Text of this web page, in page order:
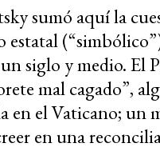
sumó aquí la
siglo y medio. El
mal cagado”,
en el Vaticano;
en una